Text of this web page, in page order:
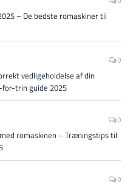
– De bedste romaskiner til
0
vedligeholdelse af din
trin guide 2025
0
romaskinen – Træningstips til
0